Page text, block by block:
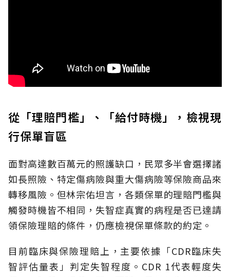
從「理賠門檻」、「給付時機」，檢視現
行保單盲區
面對高達數百萬元的照護缺口，民眾多半會選擇諸
如長照險、特定傷病險與重大傷病險等保險商品來
轉移風險。但林宗佑坦言，各類保單的理賠門檻與
觸發時機皆不相同，失智症真實的病程是否已達請
領保險理賠的條件，仍應檢視保單條款的約定。
目前臨床與保險理賠上，主要依據「CDR臨床失
智評估量表」判定失智程度。CDR 1代表輕度失